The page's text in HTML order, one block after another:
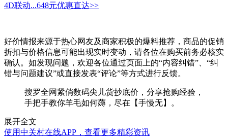
4D联动...648元优惠直达>>
好价情报来源于热心网友及商家积极的爆料推荐，商品的促销
折扣与价格信息可能出现实时变动，请各位在购买前务必核实
确认。如发现问题，欢迎各位通过页面上的“内容纠错”、“纠
错与问题建议”或直接发表“评论”等方式进行反馈。
搜罗全网紧俏数码尖儿货抄底价，分享抢购经验，
手把手教你羊毛如何薅，尽在【手慢无】。
展开全文
使用中关村在线APP，查看更多精彩资讯